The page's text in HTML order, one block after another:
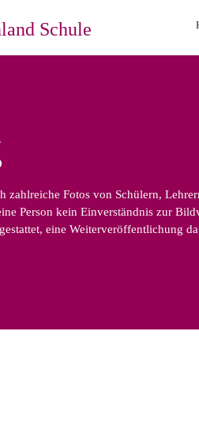
zahlreiche Fotos von Schülern,
Person kein Einverständnis zur
eine Weiterveröffentlichung